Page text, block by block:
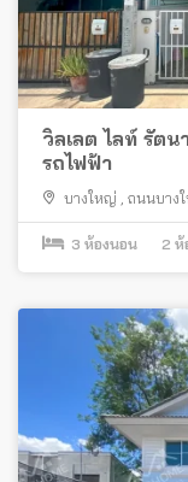
วิลเลต ไลท์ รัตน
รถไฟฟ้า
บางใหญ่ , ถนนบาง
3 ห้องนอน 2 ห้